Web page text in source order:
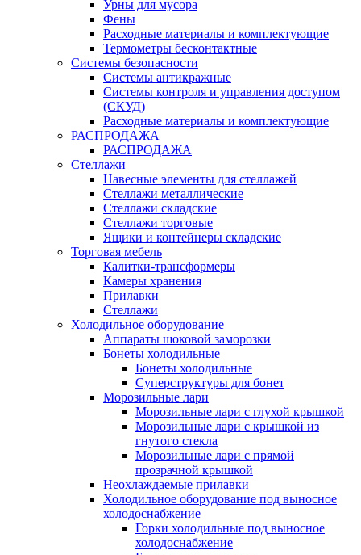
Урны для мусора
Фены
Расходные материалы и комплектующие
Термометры бесконтактные
Системы безопасности
Системы антикражные
Системы контроля и управления доступом
(СКУД)
Расходные материалы и комплектующие
РАСПРОДАЖА
РАСПРОДАЖА
Стеллажи
Навесные элементы для стеллажей
Стеллажи металлические
Стеллажи складские
Стеллажи торговые
Ящики и контейнеры складские
Торговая мебель
Калитки-трансформеры
Камеры хранения
Прилавки
Стеллажи
Холодильное оборудование
Аппараты шоковой заморозки
Бонеты холодильные
Бонеты холодильные
Суперструктуры для бонет
Морозильные лари
Морозильные лари с глухой крышкой
Морозильные лари с крышкой из
гнутого стекла
Морозильные лари с прямой
прозрачной крышкой
Неохлаждаемые прилавки
Холодильное оборудование под выносное
холодоснабжение
Горки холодильные под выносное
холодоснабжение